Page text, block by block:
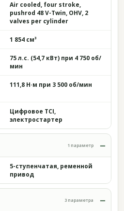
Air cooled, four stroke,
pushrod 48 V-Twin, OHV, 2
valves per cylinder
1 854 см³
75 л.с. (54,7 кВт) при 4 750 об/
мин
111,8 Н·м при 3 500 об/мин
Цифровое TCI,
электростартер
1 параметр
5-ступенчатая, ременной
привод
3 параметра